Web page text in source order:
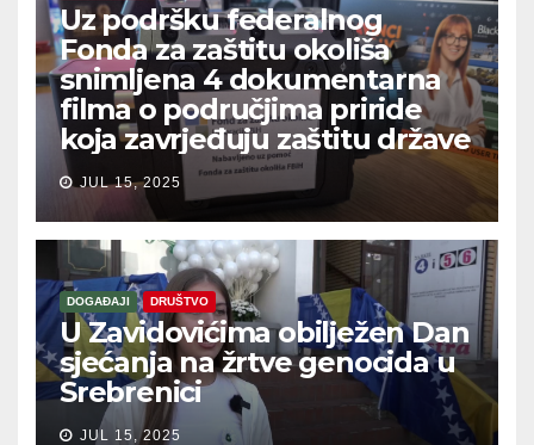
Uz podršku federalnog
Fonda za zaštitu okoliša
snimljena 4 dokumentarna
filma o područjima priride
koja zavrjeđuju zaštitu države
JUL 15, 2025
DOGAĐAJI DRUŠTVO
U Zavidovićima obilježen Dan
sjećanja na žrtve genocida u
Srebrenici
JUL 15, 2025